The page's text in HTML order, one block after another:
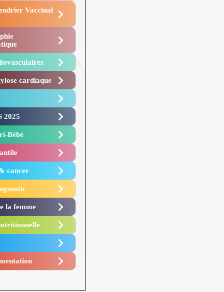
Vaccinal
cardiaque
2025
Bébé
cancer
la femme